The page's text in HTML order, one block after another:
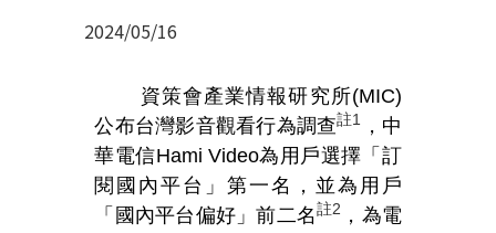
2024/05/16
資策會產業情報研究所(MIC)
公布台灣影音觀看行為調查註1
，中
華電信Hami Video為用戶選擇「訂
閱國內平台」第一名，並為用戶
「國內平台偏好」前二名 註2 ，為電